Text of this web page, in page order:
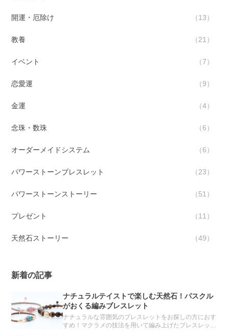
開運・厄除け 13
教養 21
イベント 7
恋愛運 9
金運 4
念珠・数珠 6
オーダーメイドシステム 6
パワーストーンブレスレット 23
パワーストーンストーリー 51
プレゼント 11
天然石ストーリー 49
新着の記事
ナチュラルテイストで楽しむ天然石！パスクル
がおくる編みブレスレット
ナチュラルな雰囲気のブレスレットをお探しの方におす
すめ！マクラメの技法を用いて編み上げたブレスレット